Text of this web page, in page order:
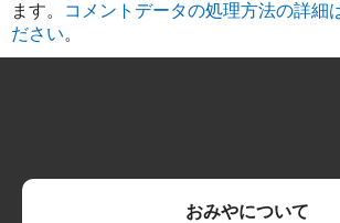
ます。
コメントデータの処理方法の詳細
ださい。
おみやについて